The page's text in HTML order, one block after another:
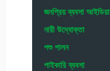
জনপ্রিয় ব্যবসা আইডিয়া
নারী উদ্যোক্তা
পশু পালন
পাইকারি ব্যবসা